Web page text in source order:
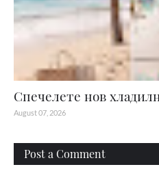
Спечелете нов
August 07, 2026
Post a Comment